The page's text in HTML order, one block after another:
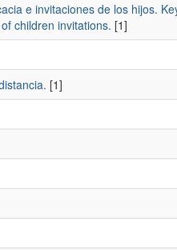
e invitaciones de los hijos.
children invitations. [1]
[1]